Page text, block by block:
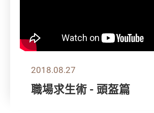
2018.08.27
職場求生術 - 頭盔篇